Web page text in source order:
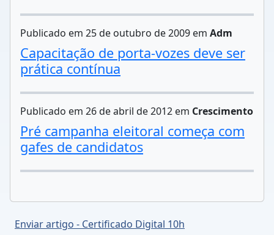
Publicado em 25 de outubro de 2009 em Adm
Capacitação de porta-vozes deve ser
prática contínua
Publicado em 26 de abril de 2012 em Crescimento
Pré campanha eleitoral começa com
gafes de candidatos
Enviar artigo - Certificado Digital 10h